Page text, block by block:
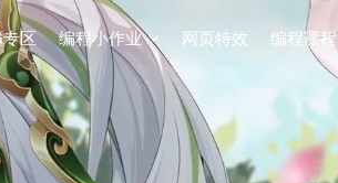
区 编程小作业 网页特效 编程课程